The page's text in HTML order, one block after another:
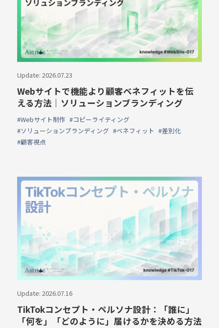
Update: 2026.07.23
Webサイトで機能より顧客ベネフィットを伝
える方法｜ソリューションブランディング
#Webサイト制作 #コピーライティング
#ソリューションブランディング #ベネフィット #差別化
#顧客視点
Update: 2026.07.16
TikTokコンセプト・ペルソナ設計：「誰に」
「何を」「どのように」届けるかを決める方法